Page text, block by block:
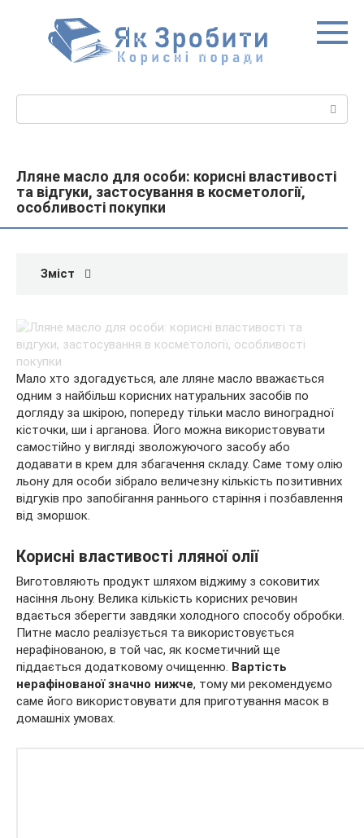
Лляне масло для особи: корисні властивості
та відгуки, застосування в косметології,
особливості покупки
Зміст
Мало хто здогадується, але лляне масло вважається
одним з найбільш корисних натуральних засобів по
догляду за шкірою, попереду тільки масло виноградної
кісточки, ши і арганова. Його можна використовувати
самостійно у вигляді зволожуючого засобу або
додавати в крем для збагачення складу. Саме тому олію
льону для особи зібрало величезну кількість позитивних
відгуків про запобігання раннього старіння і позбавлення
від зморшок.
Корисні властивості лляної олії
Виготовляють продукт шляхом віджиму з соковитих
насіння льону. Велика кількість корисних речовин
вдається зберегти завдяки холодного способу обробки.
Питне масло реалізується та використовується
нерафінованою, в той час, як косметичний ще
піддається додатковому очищенню. Вартість
нерафінованої значно нижче, тому ми рекомендуємо
саме його використовувати для приготування масок в
домашніх умовах.